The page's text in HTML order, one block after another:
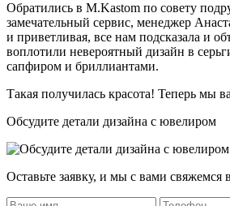
Обратились в M.Kastom по совету
замечательный сервис, менеджер
и приветливая, все нам подсказала и
воплотили невероятный дизайн в
сапфиром и бриллиантами.
Такая получилась красота! Теперь мы
Обсудите детали дизайна с ювелиром
Оставьте заявку, и мы с вами